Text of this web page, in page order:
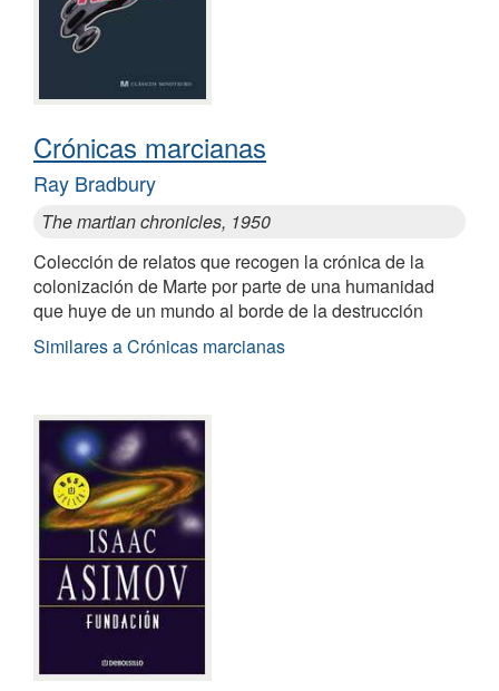
Crónicas marcianas
Ray Bradbury
The martian chronicles, 1950
Colección de relatos que recogen la crónica de la
colonización de Marte por parte de una humanidad
que huye de un mundo al borde de la destrucción
Similares a Crónicas marcianas